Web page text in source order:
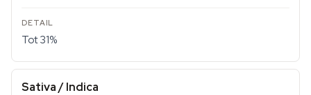
Tot 31%
Sativa / Indica